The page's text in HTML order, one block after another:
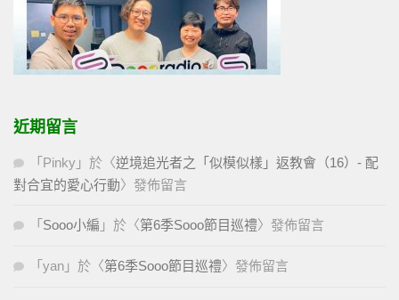
近期留言
「 Pinky 」於〈逆境追光者之「似模似樣」返教會（16）- 配
對合宜的愛心行動〉發佈留言
「 Sooo小編 」於〈第6季Sooo節目巡禮〉發佈留言
「 yan 」於〈第6季Sooo節目巡禮〉發佈留言